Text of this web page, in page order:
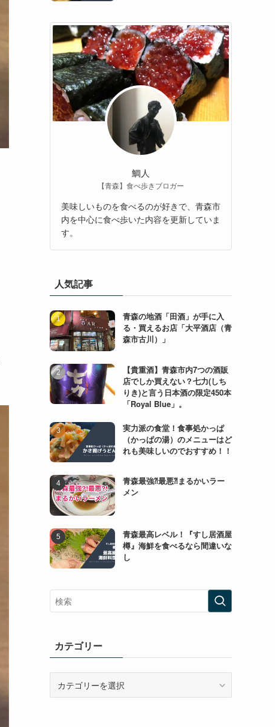
鯛人
【青森】食べ歩きブロガー
美味しいものを食べるのが好きで、青森市
内を中心に食べ歩いた内容を更新していま
す。
人気記事
青森の地酒「田酒」が手に入
る・買えるお店「大平酒店（青
森市古川）」
【貴重酒】青森市内7つの酒販
店でしか買えない？七力(しち
りき)と言う日本酒の限定450本
「Royal Blue」。
実力派の食堂！食事処かっぱ
（かっぱの湯）のメニューはど
れも美味しいのでおすすめ！！
青森最強⁈最悪⁈まるかいラー
メン
青森最高レベル！『すし居酒屋
樽』海鮮を食べるなら間違いな
し
カテゴリー